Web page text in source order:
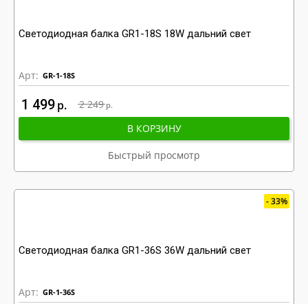
Светодиодная балка GR1-18S 18W дальний свет
Арт: GR-1-18S
2 249 р
1 499р
В КОРЗИНУ
Быстрый просмотр
33%
Светодиодная балка GR1-36S 36W дальний свет
Арт: GR-1-36S